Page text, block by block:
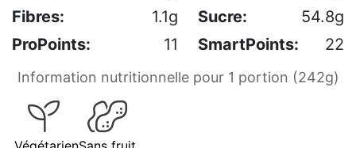
Fibres:
1.1g Sucre:
54.8g
ProPoints:
11 SmartPoints: 22
Information nutritionnelle pour 1 portion (242g)